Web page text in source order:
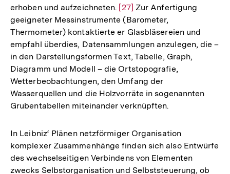
erhoben und aufzeichneten. Zur
Auflösung
der
Fußnote
[27] Zur Anfertigung
geeigneter Messinstrumente (Barometer,
Thermometer) kontaktierte er Glasbläsereien und
empfahl überdies, Datensammlungen anzulegen, die –
in den Darstellungsformen Text, Tabelle, Graph,
Diagramm und Modell – die Ortstopografie,
Wetterbeobachtungen, den Umfang der
Wasserquellen und die Holzvorräte in sogenannten
Grubentabellen miteinander verknüpften.
In Leibniz‘ Plänen netzförmiger Organisation
komplexer Zusammenhänge finden sich also Entwürfe
des wechselseitigen Verbindens von Elementen
zwecks Selbstorganisation und Selbststeuerung, ob